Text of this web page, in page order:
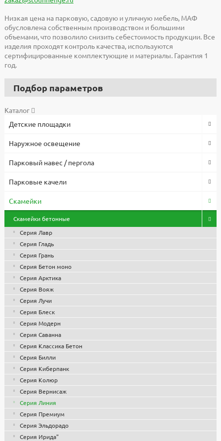
Низкая цена на парковую, садовую и уличную мебель, МАФ
обусловлена собственным производством и большими
объемами, что позволило снизить себестоимость продукции. Все
изделия проходят контроль качества, используются
сертифицированные комплектующие и материалы. Гарантия 1
год.
Подбор параметров
Каталог
Детские площадки
Наружное освещение
Парковый навес / пергола
Парковые качели
Скамейки
Скамейки бетонные
Серия Лавр
Серия Гладь
Серия Грань
Серия Бетон моно
Серия Арктика
Серия Вояж
Серия Лучи
Серия Блеск
Серия Модерн
Серия Саванна
Серия Классика Бетон
Серия Билли
Серия Киберпанк
Серия Колюр
Серия Вернисаж
Серия Линия
Серия Премиум
Серия Эльдорадо
Серия Ирида"